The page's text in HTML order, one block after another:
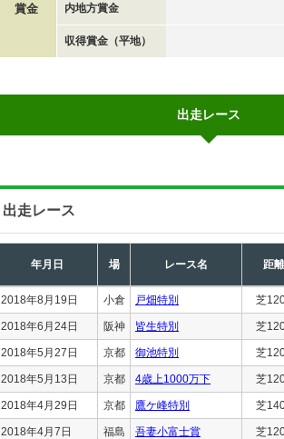
賞金 内地方賞金
収得賞金（平地）
出走レース
出走レース
年月日 場 レース名 距離
2018年8月19日 小倉 戸畑特別 芝
2018年6月24日 阪神 皆生特別 芝
2018年5月27日 京都 御池特別 芝
2018年5月13日 京都 4歳上1000万下 芝
2018年4月29日 京都 鷹ケ峰特別 芝
2018年4月7日 福島 吾妻小富士賞 芝